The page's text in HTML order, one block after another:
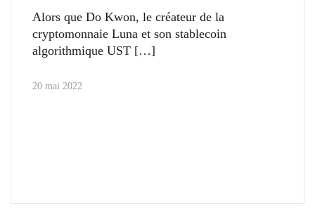
Alors que Do Kwon, le créateur de la
cryptomonnaie Luna et son stablecoin
algorithmique UST
20 mai 2022